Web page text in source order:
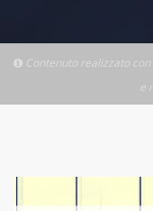
Contenuto realizzato
e